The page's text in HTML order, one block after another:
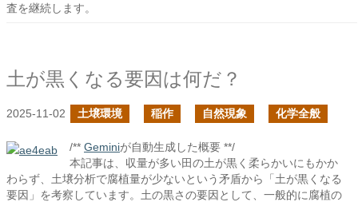
査を継続します。
土が黒くなる要因は何だ？
2025-11-02 土壌環境 稲作 自然現象 化学全般
/** Geminiが自動生成した概要 **/
本記事は、収量が多い田の土が黒く柔らかいにもかか
わらず、土壌分析で腐植量が少ないという矛盾から「土が黒くなる
要因」を考察しています。土の黒さの要因として、一般的に腐植の